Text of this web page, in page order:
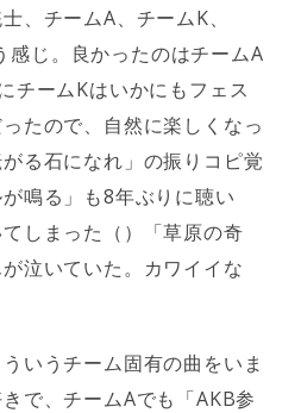
、チームA、チームK、
じ。良かったのはチームA
チームKはいかにもフェス
たので、自然に楽しくなっ
る石になれ」の振りコピ覚
鳴る」も8年ぶりに聴い
しまった（）「草原の奇
泣いていた。カワイイな
いうチーム固有の曲をいま
で、チームAでも「AKB参